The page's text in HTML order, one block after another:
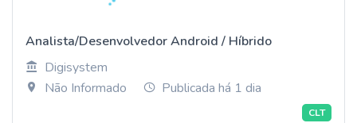
Analista/Desenvolvedor Android / Híbrido
Digisystem
Não Informado
Publicada há 1 dia
CLT